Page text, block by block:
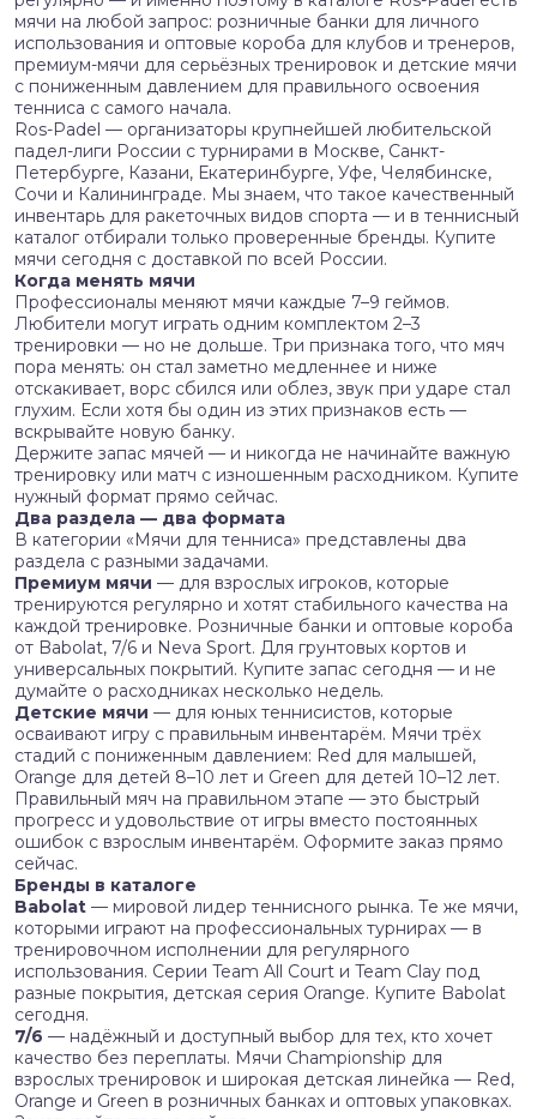
мячи на любой запрос: розничные банки для личного
использования и оптовые короба для клубов и тренеров,
премиум-мячи для серьёзных тренировок и детские мячи
с пониженным давлением для правильного освоения
тенниса с самого начала.
Ros-Padel — организаторы крупнейшей любительской
падел-лиги России с турнирами в Москве, Санкт-
Петербурге, Казани, Екатеринбурге, Уфе, Челябинске,
Сочи и Калининграде. Мы знаем, что такое качественный
инвентарь для ракеточных видов спорта — и в теннисный
каталог отбирали только проверенные бренды. Купите
мячи сегодня с доставкой по всей России.
Когда менять мячи
Профессионалы меняют мячи каждые 7–9 геймов.
Любители могут играть одним комплектом 2–3
тренировки — но не дольше. Три признака того, что мяч
пора менять: он стал заметно медленнее и ниже
отскакивает, ворс сбился или облез, звук при ударе стал
глухим. Если хотя бы один из этих признаков есть —
вскрывайте новую банку.
Держите запас мячей — и никогда не начинайте важную
тренировку или матч с изношенным расходником. Купите
нужный формат прямо сейчас.
Два раздела — два формата
В категории «Мячи для тенниса» представлены два
раздела с разными задачами.
Премиум мячи — для взрослых игроков, которые
тренируются регулярно и хотят стабильного качества на
каждой тренировке. Розничные банки и оптовые короба
от Babolat, 7/6 и Neva Sport. Для грунтовых кортов и
универсальных покрытий. Купите запас сегодня — и не
думайте о расходниках несколько недель.
Детские мячи — для юных теннисистов, которые
осваивают игру с правильным инвентарём. Мячи трёх
стадий с пониженным давлением: Red для малышей,
Orange для детей 8–10 лет и Green для детей 10–12 лет.
Правильный мяч на правильном этапе — это быстрый
прогресс и удовольствие от игры вместо постоянных
ошибок с взрослым инвентарём. Оформите заказ прямо
сейчас.
Бренды в каталоге
Babolat — мировой лидер теннисного рынка. Те же мячи,
которыми играют на профессиональных турнирах — в
тренировочном исполнении для регулярного
использования. Серии Team All Court и Team Clay под
разные покрытия, детская серия Orange. Купите Babolat
сегодня.
7/6 — надёжный и доступный выбор для тех, кто хочет
качество без переплаты. Мячи Championship для
взрослых тренировок и широкая детская линейка — Red,
Orange и Green в розничных банках и оптовых упаковках.